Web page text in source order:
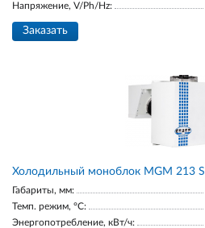
Напряжение, V/Ph/Hz:
Заказать
Холодильный моноблок MGM 213 S
Габариты, мм:
Темп. режим, °С:
Энергопотребление, кВт/ч: